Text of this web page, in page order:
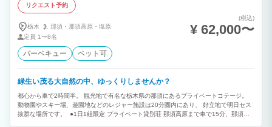
リクエスト予約
栃木 那須・ 那須高原・ 塩原
定員 1〜8名
(税込)
¥ 62,000〜
バーベキュー ペット可
緑生い茂る大自然の中、ゆっくりしませんか？
都心から車で2時間半。 観光地で有名な栃木県の那須にあるプライベートコテージ。
動物園やスキー場、遊園地などのレジャー施設は20分圏内にあり、 好立地で明日セス
抜群な場所です。 ●1日1組限定 プライベート貸別荘 那須高原まで車で15分、那須ハ